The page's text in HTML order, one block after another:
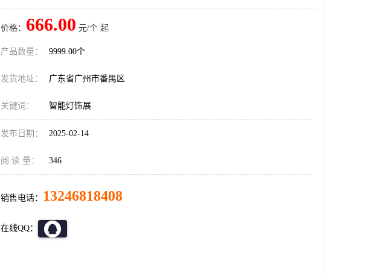
价格： 666.00 元/个 起
产品数量： 9999.00个
发货地址： 广东省广州市番禺区
关键词： 智能灯饰展
发布日期： 2025-02-14
阅 读 量： 346
销售电话： 13246818408
在线QQ：